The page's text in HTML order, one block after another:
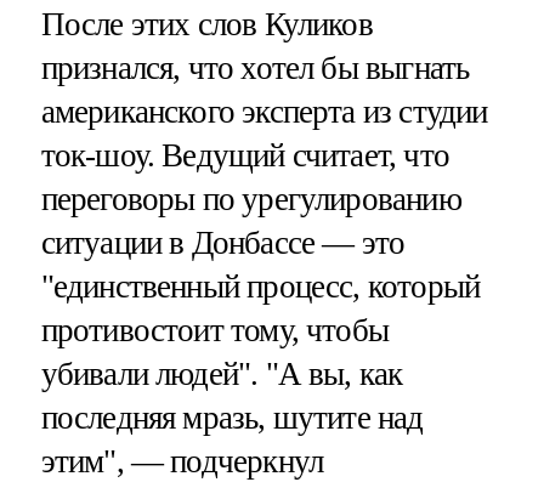
После этих слов Куликов
признался, что хотел бы выгнать
американского эксперта из студии
ток-шоу. Ведущий считает, что
переговоры по урегулированию
ситуации в Донбассе — это
"единственный процесс, который
противостоит тому, чтобы
убивали людей". "А вы, как
последняя мразь, шутите над
этим", — подчеркнул